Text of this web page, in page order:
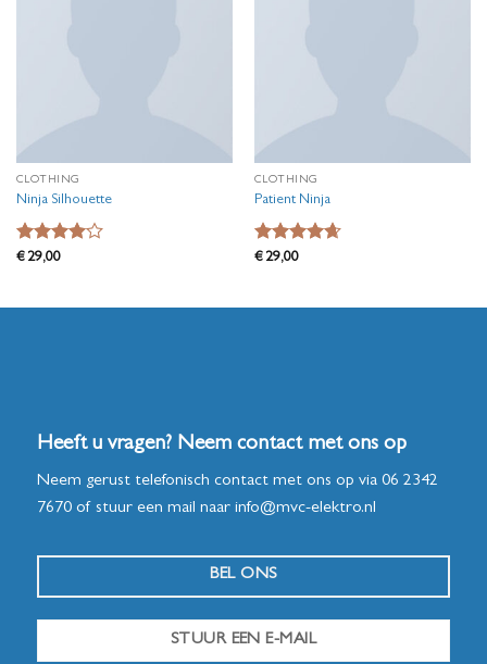
CLOTHING
Ninja Silhouette
Waardering
€29,00
CLOTHING
Patient Ninja
Waardering
€29,00
Heeft u vragen? Neem contact met ons op
Neem gerust telefonisch contact met ons op via 06 2342
7670of stuur een mail naar info@mvc-elektro.nl
BEL ONS
STUUR EEN E-MAIL